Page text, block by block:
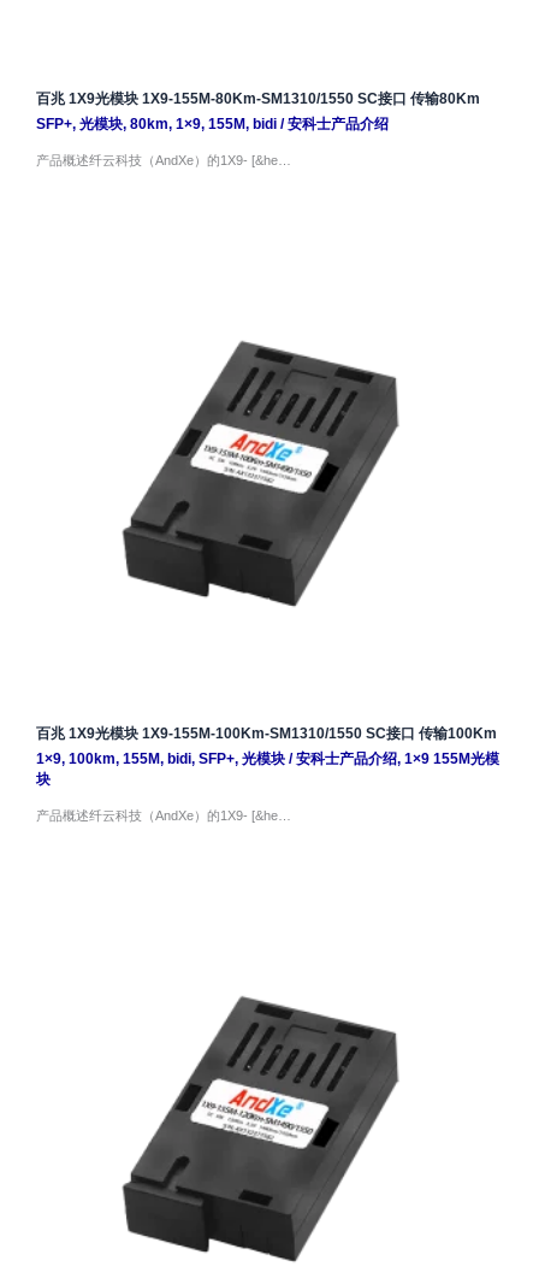
百兆 1X9光模块 1X9-155M-80Km-SM1310/1550 SC接口 传输80Km
SFP+, 光模块, 80km, 1×9, 155M, bidi/安科士产品介绍
产品概述纤云科技（AndXe）的1X9- [&he…
百兆 1X9光模块 1X9-155M-100Km-SM1310/1550 SC接口 传输100Km
1×9, 100km, 155M, bidi, SFP+, 光模块/安科士产品介绍, 1×9 155M光模
块
产品概述纤云科技（AndXe）的1X9- [&he…